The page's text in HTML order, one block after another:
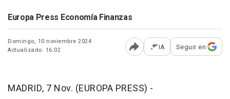
Europa Press Economía Finanzas
Domingo, 10 noviembre 2024
Actualizado: 16:02
Abrir opciones para
IA Seguir en
MADRID, 7 Nov. (EUROPA PRESS) -